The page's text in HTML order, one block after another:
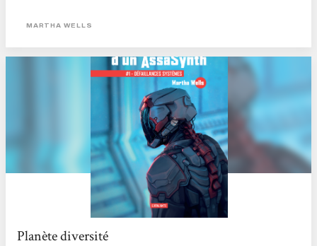
(Murderbot dans la VO). Et ce choix fait tout l’intérêt...
MARTHA WELLS
Planète diversité